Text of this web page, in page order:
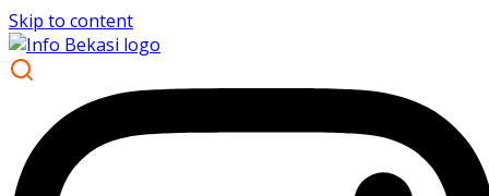
Skip to content